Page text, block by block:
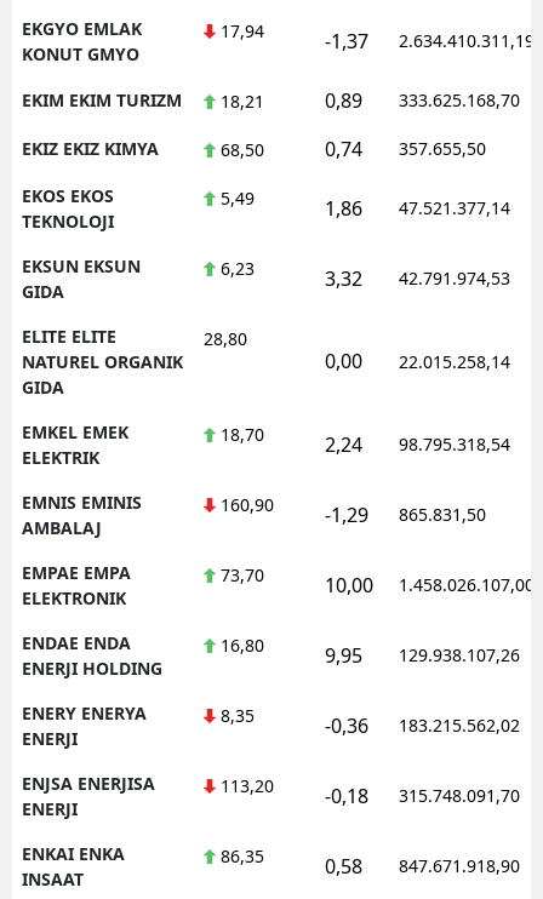
EKGYO EMLAK
KONUT GMYO
17,94 -1,37 2.634.410.311,19
EKIM EKIM TURIZM 18,21 0,89 333.625.168,70
EKIZ EKIZ KIMYA 68,50 0,74 357.655,50
EKOS EKOS
TEKNOLOJI
5,49 1,86 47.521.377,14
EKSUN EKSUN
GIDA
6,23 3,32 42.791.974,53
ELITE ELITE
NATUREL ORGANIK
GIDA
28,80
0,00 22.015.258,14
EMKEL EMEK
ELEKTRIK
18,70 2,24 98.795.318,54
EMNIS EMINIS
AMBALAJ
160,90 -1,29 865.831,50
EMPAE EMPA
ELEKTRONIK
73,70 10,00 1.458.026.107,00
ENDAE ENDA
ENERJI HOLDING
16,80 9,95 129.938.107,26
ENERY ENERYA
ENERJI
8,35 -0,36 183.215.562,02
ENJSA ENERJISA
ENERJI
113,20 -0,18 315.748.091,70
ENKAI ENKA
INSAAT
86,35 0,58 847.671.918,90